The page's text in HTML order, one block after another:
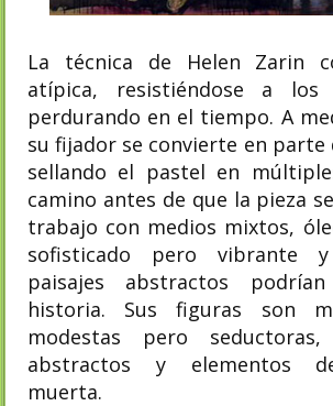
La técnica de Helen Zarin
atípica, resistiéndose a los
perdurando en el tiempo. A
su fijador se convierte en parte
sellando el pastel en
camino antes de que la pieza
trabajo con medios mixtos,
sofisticado pero vibrante
paisajes abstractos
historia. Sus figuras son
modestas pero
abstractos y elementos
muerta.